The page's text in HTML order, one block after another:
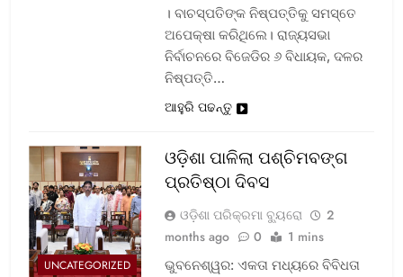
। ବାଚସ୍ପତିଙ୍କ ନିଷ୍ପତ୍ତିକୁ ସମସ୍ତେ
ଅପେକ୍ଷା କରିଥିଲେ। ରାଜ୍ୟସଭା
ନିର୍ବାଚନରେ ବିଜେଡିର ୬ ବିଧାୟକ, ଦଳର
ନିଷ୍ପତ୍ତି…
ଆହୁରି ପଢନ୍ତୁ
UNCATEGORIZED
ଓଡ଼ିଶା ପାଳିଲା ପଶ୍ଚିମବଙ୍ଗ
ପ୍ରତିଷ୍ଠା ଦିବସ
ଓଡ଼ିଶା ପରିକ୍ରମା ବ୍ୟୁରୋ
2
months ago
0 1 mins
ଭୁବନେଶ୍ୱର: ଏକତା ମଧ୍ୟରେ ବିବିଧତା